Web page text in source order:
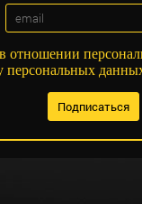
в отношении
персональных